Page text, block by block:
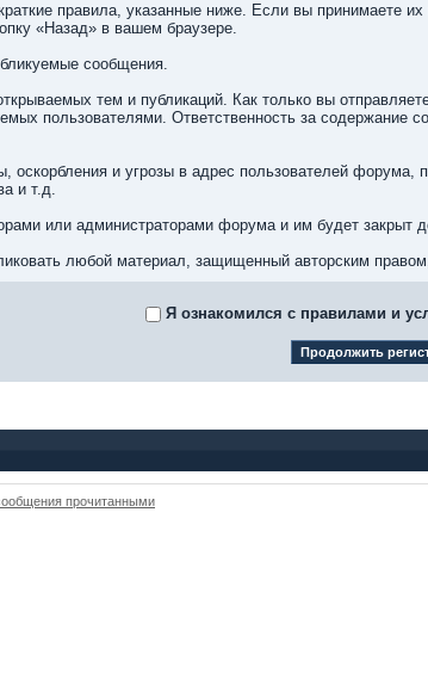
правила, указанные ниже. Если вы принимаете
«Назад» в вашем браузере.
сообщения.
тем и публикаций. Как только вы
пользователями. Ответственность за содержание
и угрозы в адрес пользователей форума,
и т.д.
или администраторами форума и им будет закрыт
любой материал, защищенный авторским
Я ознакомился с правилами и
прочитанными